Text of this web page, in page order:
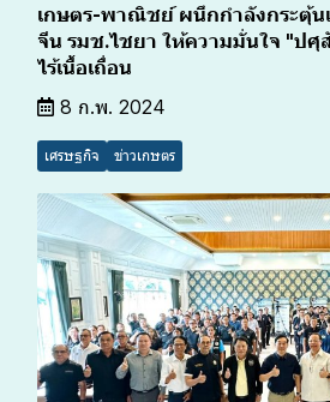
เกษตร-พาณิชย์ ผนึกกำลังกระตุ้น
จีน รมช.ไชยา ให้ความมั่นใจ "ปศุ
ไร้เนื้อเถื่อน
8 ก.พ. 2024
เศรษฐกิจ ข่าวเกษตร